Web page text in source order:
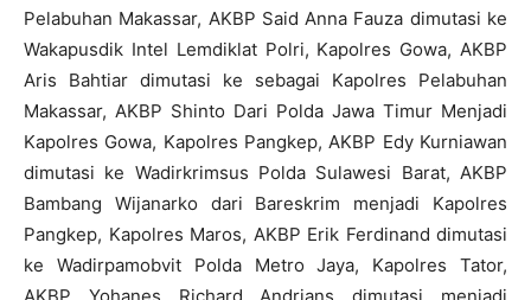
Pelabuhan Makassar, AKBP Said Anna Fauza dimutasi ke
Wakapusdik Intel Lemdiklat Polri, Kapolres Gowa, AKBP
Aris Bahtiar dimutasi ke sebagai Kapolres Pelabuhan
Makassar, AKBP Shinto Dari Polda Jawa Timur Menjadi
Kapolres Gowa, Kapolres Pangkep, AKBP Edy Kurniawan
dimutasi ke Wadirkrimsus Polda Sulawesi Barat, AKBP
Bambang Wijanarko dari Bareskrim menjadi Kapolres
Pangkep, Kapolres Maros, AKBP Erik Ferdinand dimutasi
ke Wadirpamobvit Polda Metro Jaya, Kapolres Tator,